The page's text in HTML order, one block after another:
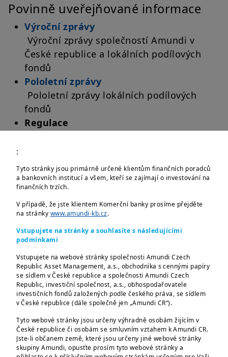
:
Tyto stránky jsou primárně určené klientům finančních poradců
a bankovních institucí a všem, kteří se zajímají o investování na
finančních trzích.
V případě, že jste klientem Komerční banky prosíme přejděte
na stránky www.amundi-kb.cz.
Vstupujete na stránky a souhlasíte s následujícími
podmínkami
Vstupujete na webové stránky společnosti Amundi Czech
Republic Asset Management, a.s., obchodníka s cennými papíry
se sídlem v České republice a společnosti Amundi Czech
Republic, investiční společnost, a.s., obhospodařovatele
investičních fondů založených podle českého práva, se sídlem
v České republice (dále společně jen „Amundi CR“).
Tyto webové stránky jsou určeny výhradně osobám žijícím v
České republice či osobám se smluvním vztahem k Amundi CR.
Jste-li občanem země, které jsou určeny jiné webové stránky
skupiny Amundi, opusťte prosím tyto webové stránky a
Povinně uveřejňované informace
Výroční zprávy
Výroční zprávy společností Amundi v
České republice a lokálních podílových
fondů
Pololetní zprávy
Pololetní zprávy lokálních podílových
fondů
Regulace
investičními nástroji (MiFID II) a zákon
o investičních společnostech a
investičních fondech (ZISIF)
Politika provádění pokynů a 5
převodních míst
Střet zájmů
SFDR
Zveřejňování informací souvisejících s
udržitelností v oblasti finančních
služeb - odpovědné investování a ESG
CRS a FATCA
CRS a FATCA - prověřovací, zjišťovací a
oznamovací povinnost o klientech
(daňových nerezidentech a amerických